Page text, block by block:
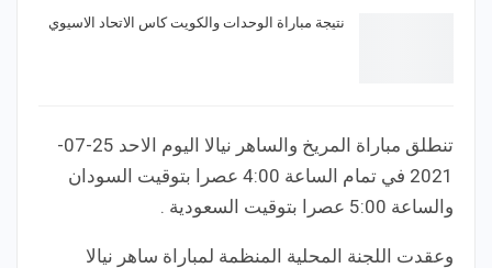
نتيجة مباراة الوحدات والكويت كاس الاتحاد الاسيوي
تنطلق مباراة المريخ والساهر نيالا اليوم الاحد 25-07-
2021 في تمام الساعة 4:00 عصرا بتوقيت السودان
والساعة 5:00 عصرا بتوقيت السعودية .
وعقدت اللجنة المحلية المنظمة لمباراة ساهر نيالا